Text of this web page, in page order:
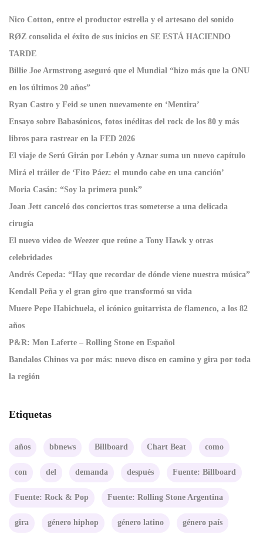
Nico Cotton, entre el productor estrella y el artesano del sonido
RØZ consolida el éxito de sus inicios en SE ESTÁ HACIENDO
TARDE
Billie Joe Armstrong aseguró que el Mundial “hizo más que la ONU
en los últimos 20 años”
Ryan Castro y Feid se unen nuevamente en ‘Mentira’
Ensayo sobre Babasónicos, fotos inéditas del rock de los 80 y más
libros para rastrear en la FED 2026
El viaje de Serú Girán por Lebón y Aznar suma un nuevo capítulo
Mirá el tráiler de ‘Fito Páez: el mundo cabe en una canción’
Moria Casán: “Soy la primera punk”
Joan Jett canceló dos conciertos tras someterse a una delicada
cirugía
El nuevo video de Weezer que reúne a Tony Hawk y otras
celebridades
Andrés Cepeda: “Hay que recordar de dónde viene nuestra música”
Kendall Peña y el gran giro que transformó su vida
Muere Pepe Habichuela, el icónico guitarrista de flamenco, a los 82
años
P&R: Mon Laferte – Rolling Stone en Español
Bandalos Chinos va por más: nuevo disco en camino y gira por toda
la región
Etiquetas
años bbnews Billboard Chart Beat como
con del demanda después Fuente: Billboard
Fuente: Rock & Pop Fuente: Rolling Stone Argentina
gira género hiphop género latino género país